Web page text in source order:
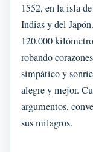
1552, en la isla
Indias y del
120.000
robando
simpático y
alegre y mejor.
argumentos,
sus milagros.